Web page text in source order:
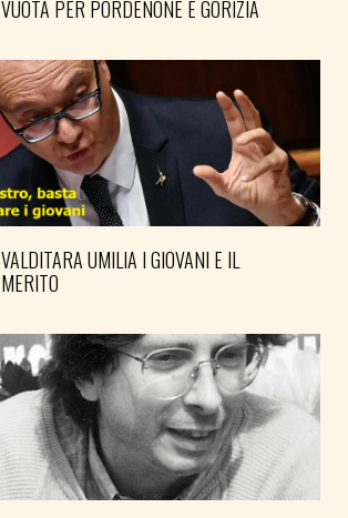
VUOTA PER PORDENONE E GORIZIA
VALDITARA UMILIA I GIOVANI E IL
MERITO